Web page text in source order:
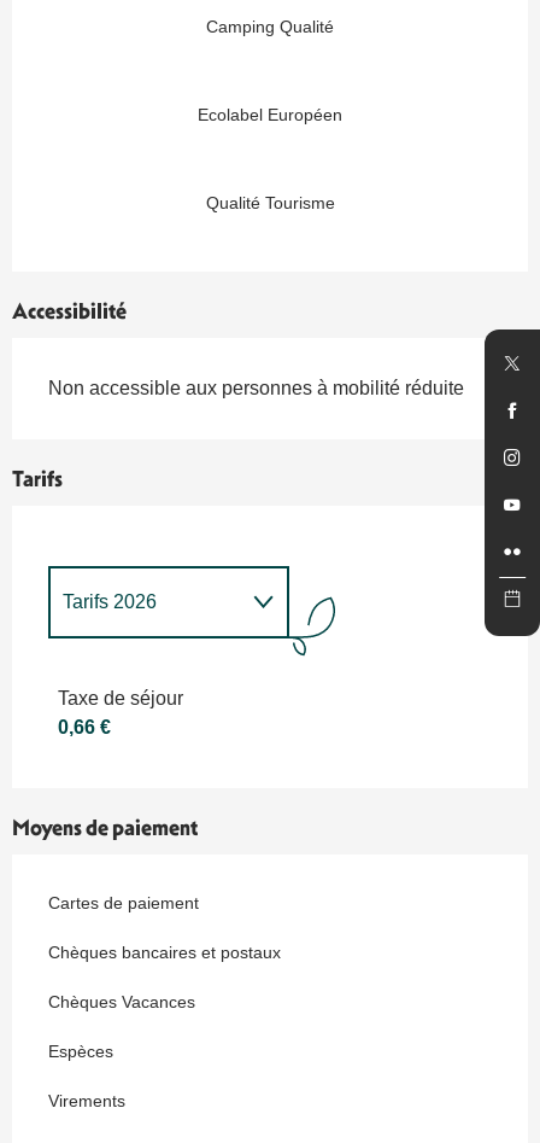
Camping Qualité
Ecolabel Européen
Qualité Tourisme
Accessibilité
Non accessible aux personnes à mobilité réduite
Tarifs
Tarifs 2026
Taxe de séjour
0,66 €
Moyens de paiement
Cartes de paiement
Chèques bancaires et postaux
Chèques Vacances
Espèces
Virements